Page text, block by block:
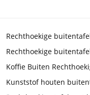
Rechthoekige
Rechthoekige
Koffie Buiten
Kunststof houten